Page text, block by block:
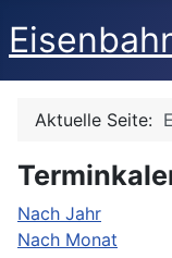
Aktuelle Seite:
Nach Jahr
Nach Monat